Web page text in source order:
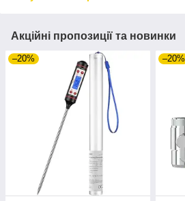
Акційні пропозиції та новинки
–20% –20%